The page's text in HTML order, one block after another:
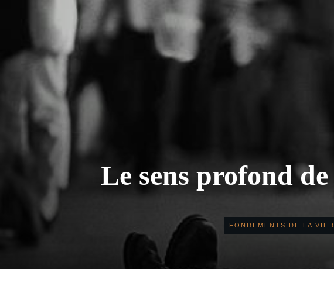
Le sens profond
FONDEMENTS DE LA VIE